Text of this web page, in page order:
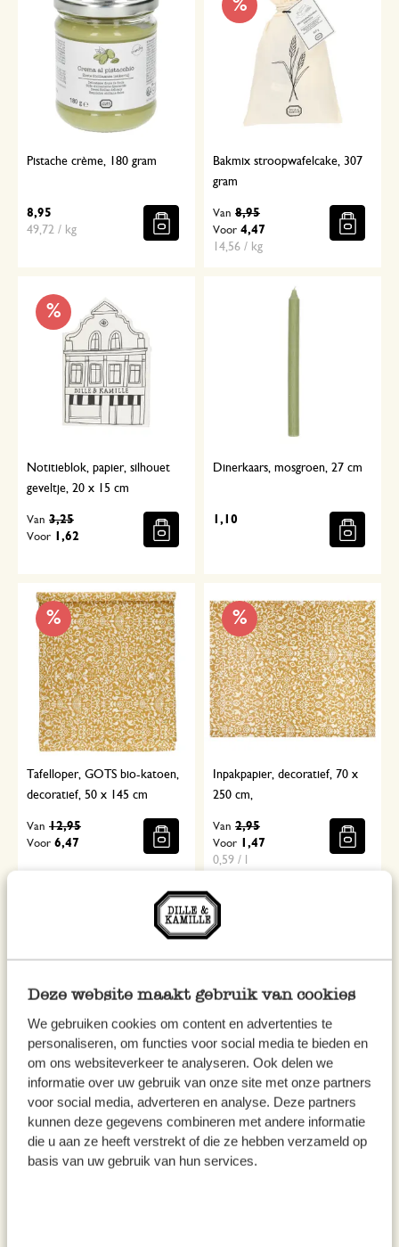
Deze website maakt gebruik van cookies
We gebruiken cookies om content en advertenties te
personaliseren, om functies voor social media te bieden en
om ons websiteverkeer te analyseren. Ook delen we
informatie over uw gebruik van onze site met onze partners
voor social media, adverteren en analyse. Deze partners
kunnen deze gegevens combineren met andere informatie
die u aan ze heeft verstrekt of die ze hebben verzameld op
basis van uw gebruik van hun services.
Pistache crème, 180 gram
8,95
49,72 / kg
%
Bakmix stroopwafelcake, 307
gram
Voor 4,47
Van 8,95
14,56 / kg
%
Notitieblok, papier, silhouet
geveltje, 20 x 15 cm
Voor 1,62
Van 3,25
Dinerkaars, mosgroen, 27 cm
1,10
%
Tafelloper, GOTS bio-katoen,
decoratief, 50 x 145 cm
Voor 6,47
Van 12,95
%
Inpakpapier, decoratief, 70 x
250 cm,
Voor 1,47
Van 2,95
0,59 / l
Theezeefje met greepjes, laser,
rvs
Bakmix voor bananenbrood,
biologisch, 469 gram
12,69 / kg